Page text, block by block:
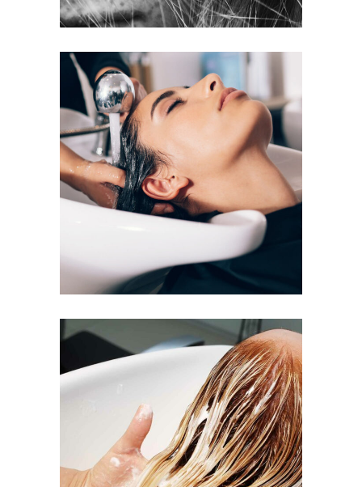
VOLUME
COLORING
BANGS
COLORING